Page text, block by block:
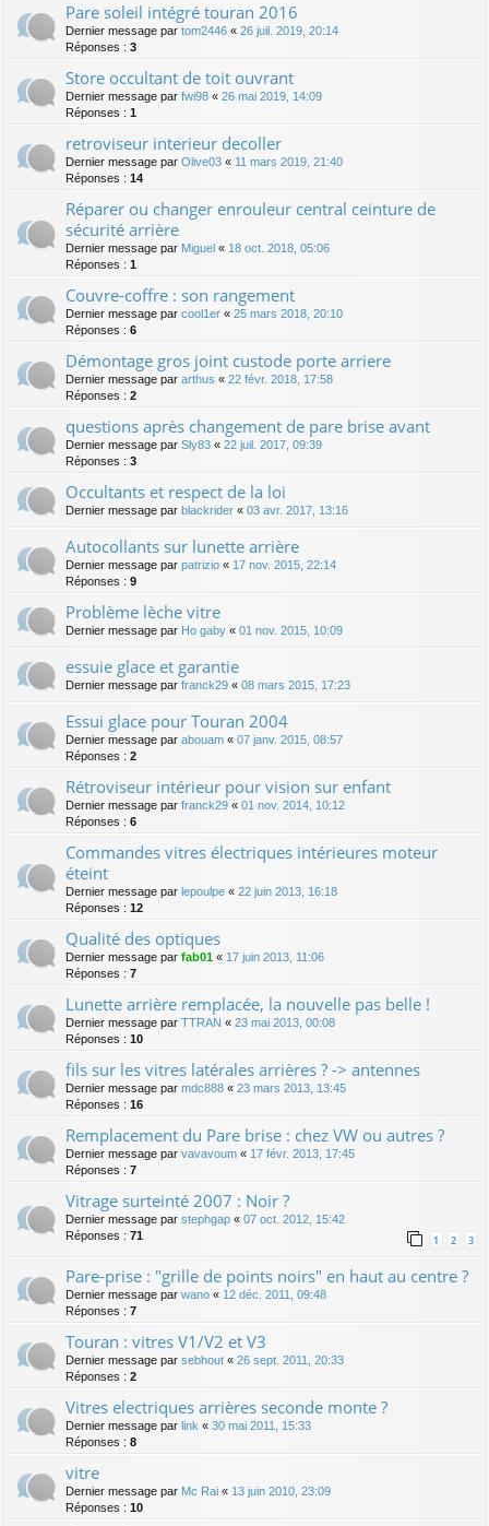
Pare soleil intégré touran 2016
Dernier message par tom2446 « 26 juil. 2019, 20:14
Réponses : 3
Store occultant de toit ouvrant
Dernier message par fwi98 « 26 mai 2019, 14:09
Réponses : 1
retroviseur interieur decoller
Dernier message par Olive03 « 11 mars 2019, 21:40
Réponses : 14
Réparer ou changer enrouleur central ceinture de
sécurité arrière
Dernier message par Miguel « 18 oct. 2018, 05:06
Réponses : 1
Couvre-coffre : son rangement
Dernier message par cool1er « 25 mars 2018, 20:10
Réponses : 6
Démontage gros joint custode porte arriere
Dernier message par arthus « 22 févr. 2018, 17:58
Réponses : 2
questions après changement de pare brise avant
Dernier message par Sly83 « 22 juil. 2017, 09:39
Réponses : 3
Occultants et respect de la loi
Dernier message par blackrider « 03 avr. 2017, 13:16
Autocollants sur lunette arrière
Dernier message par patrizio « 17 nov. 2015, 22:14
Réponses : 9
Problème lèche vitre
Dernier message par Ho gaby « 01 nov. 2015, 10:09
essuie glace et garantie
Dernier message par franck29 « 08 mars 2015, 17:23
Essui glace pour Touran 2004
Dernier message par abouam « 07 janv. 2015, 08:57
Réponses : 2
Rétroviseur intérieur pour vision sur enfant
Dernier message par franck29 « 01 nov. 2014, 10:12
Réponses : 6
Commandes vitres électriques intérieures moteur
éteint
Dernier message par lepoulpe « 22 juin 2013, 16:18
Réponses : 12
Qualité des optiques
Dernier message par fab01 « 17 juin 2013, 11:06
Réponses : 7
Lunette arrière remplacée, la nouvelle pas belle !
Dernier message par TTRAN « 23 mai 2013, 00:08
Réponses : 10
fils sur les vitres latérales arrières ? -> antennes
Dernier message par mdc888 « 23 mars 2013, 13:45
Réponses : 16
Remplacement du Pare brise : chez VW ou autres ?
Dernier message par vavavoum « 17 févr. 2013, 17:45
Réponses : 7
Vitrage surteinté 2007 : Noir ?
Dernier message par stephgap « 07 oct. 2012, 15:42
Réponses : 71 1 2 3
Pare-prise : "grille de points noirs" en haut au centre ?
Dernier message par wano « 12 déc. 2011, 09:48
Réponses : 7
Touran : vitres V1/V2 et V3
Dernier message par sebhout « 26 sept. 2011, 20:33
Réponses : 2
Vitres electriques arrières seconde monte ?
Dernier message par link « 30 mai 2011, 15:33
Réponses : 8
vitre
Dernier message par Mc Rai « 13 juin 2010, 23:09
Réponses : 10